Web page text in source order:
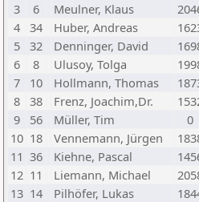
3
6 Meulner, Klaus
4
34 Huber, Andreas
5
32 Denninger, David
6
8 Ulusoy, Tolga
7
10 Hollmann, Thomas
8
38 Frenz, Joachim,Dr.
9
56 Müller, Tim 0
10 18 Vennemann, Jürgen
11 36 Kiehne, Pascal
12 11 Liemann, Michael
13 14 Pilhöfer, Lukas